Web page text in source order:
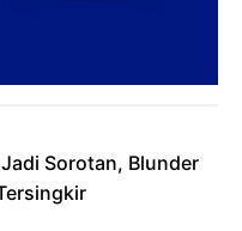
Sorotan, Blunder